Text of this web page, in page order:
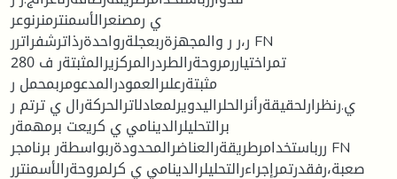
ي رمصنعرالأسمنترمنرنوعر
ر،ر ر والمجهزةربعجلةرواحدةرذاترشفراترر FN
تمراختياررمروحةرالطردرالمركزيرالمثبتةر ف 280
مثبتةرعلىرالعمودرالمدعومربمحمل ر
ي.رنظرارلحقيقةرأنرالحلراليدويرلمعادلاترالحركةرال ي ترتم ر
برالتحليلرالدينامي ي كريعت برمهمةر
ررباستخدامرطريقةرالعناضرالمحدودةربواسطةر برنامجر FN
صعبة،رفقدرتمرإجراءرالتحليلرالدينامي ي كرلمروحةرالأسمنترر